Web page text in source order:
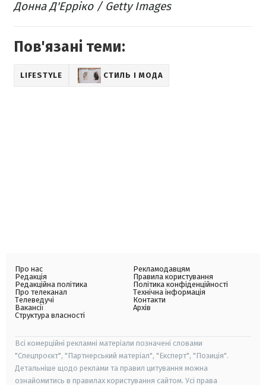
​Донна Д'Ерріко / Getty Images
Пов'язані теми:
LIFESTYLE СТИЛЬ І МОДА
Про нас
Редакція
Редакційна політика
Про телеканал
Телеведучі
Вакансії
Структура власності
Рекламодавцям
Правила користування
Політика конфіденційності
Технічна інформація
Контакти
Архів
Всі комерційні рекламні матеріали позначені словами
"Спецпроєкт", "Партнерський матеріал", "Експерт", "Позиція".
Детальніше щодо реклами та правил цитування можна
ознайомитись в правилах користування сайтом. Усі права